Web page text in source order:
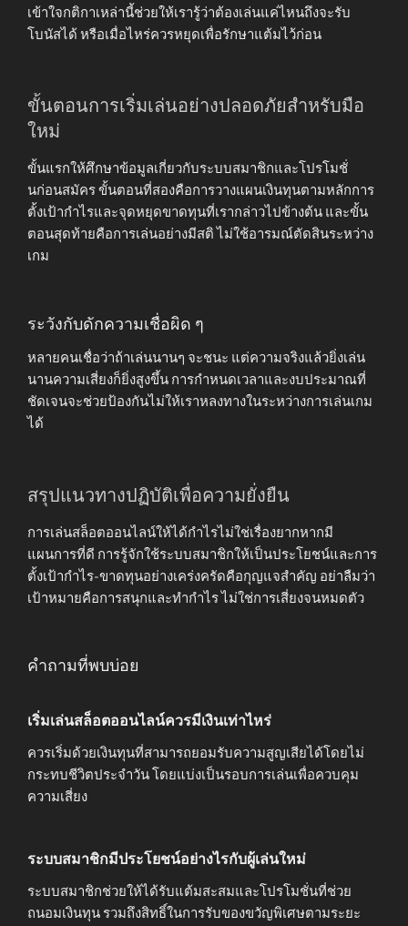
เข้าใจกติกาเหล่านี้ช่วยให้เรารู้ว่าต้องเล่นแค่ไหนถึงจะรับ
โบนัสได้ หรือเมื่อไหร่ควรหยุดเพื่อรักษาแต้มไว้ก่อน
ขั้นตอนการเริ่มเล่นอย่างปลอดภัยสำหรับมือ
ใหม่
ขั้นแรกให้ศึกษาข้อมูลเกี่ยวกับระบบสมาชิกและโปรโมชั่
นก่อนสมัคร ขั้นตอนที่สองคือการวางแผนเงินทุนตามหลักการ
ตั้งเป้ากำไรและจุดหยุดขาดทุนที่เรากล่าวไปข้างต้น และขั้น
ตอนสุดท้ายคือการเล่นอย่างมีสติ ไม่ใช้อารมณ์ตัดสินระหว่าง
เกม
ระวังกับดักความเชื่อผิด ๆ
หลายคนเชื่อว่าถ้าเล่นนานๆ จะชนะ แต่ความจริงแล้วยิ่งเล่น
นานความเสี่ยงก็ยิ่งสูงขึ้น การกำหนดเวลาและงบประมาณที่
ชัดเจนจะช่วยป้องกันไม่ให้เราหลงทางในระหว่างการเล่นเกม
ได้
สรุปแนวทางปฏิบัติเพื่อความยั่งยืน
การเล่นสล็อตออนไลน์ให้ได้กำไรไม่ใช่เรื่องยากหากมี
แผนการที่ดี การรู้จักใช้ระบบสมาชิกให้เป็นประโยชน์และการ
ตั้งเป้ากำไร-ขาดทุนอย่างเคร่งครัดคือกุญแจสำคัญ อย่าลืมว่า
เป้าหมายคือการสนุกและทำกำไร ไม่ใช่การเสี่ยงจนหมดตัว
คำถามที่พบบ่อย
เริ่มเล่นสล็อตออนไลน์ควรมีเงินเท่าไหร่
ควรเริ่มด้วยเงินทุนที่สามารถยอมรับความสูญเสียได้โดยไม่
กระทบชีวิตประจำวัน โดยแบ่งเป็นรอบการเล่นเพื่อควบคุม
ความเสี่ยง
ระบบสมาชิกมีประโยชน์อย่างไรกับผู้เล่นใหม่
ระบบสมาชิกช่วยให้ได้รับแต้มสะสมและโปรโมชั่นที่ช่วย
ถนอมเงินทุน รวมถึงสิทธิ์ในการรับของขวัญพิเศษตามระยะ